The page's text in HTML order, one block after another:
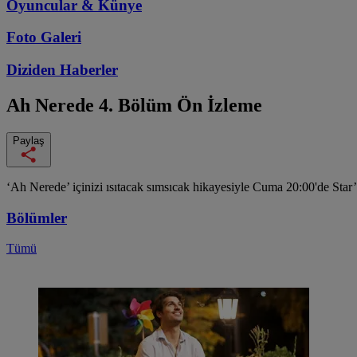
Oyuncular & Künye
Foto Galeri
Diziden Haberler
Ah Nerede 4. Bölüm Ön İzleme
Paylaş
‘Ah Nerede’ içinizi ısıtacak sımsıcak hikayesiyle Cuma 20:00'de
Bölümler
Tümü